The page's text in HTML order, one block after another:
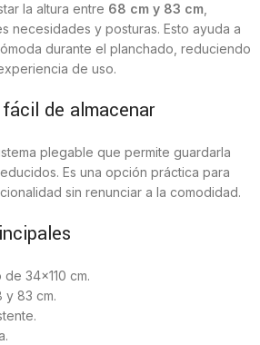
la altura entre 68 cm y 83 cm
necesidades y posturas. Esto ayuda a
durante el planchado, reduciendo
de uso.
de almacenar
plegable que permite guardarla
Es una opción práctica para
sin renunciar a la comodidad.
34×110 cm.
y 83 cm.